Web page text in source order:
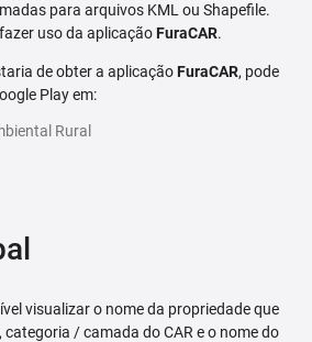
para arquivos KML ou Shapefile.
uso da aplicaçãoFuraCAR.
de obter a aplicaçãoFuraCAR, pode
Play em:
Rural
visualizar o nome da propriedade que
/ camada do CAR e o nome do